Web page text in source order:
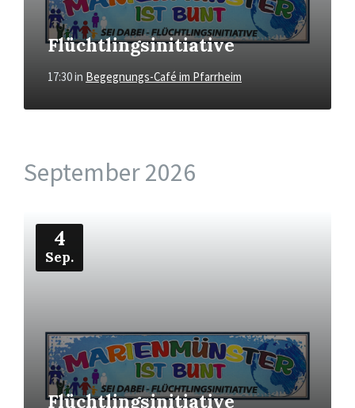
Flüchtlingsinitiative
17:30in Begegnungs-Café im Pfarrheim
September 2026
4
Sep.
Flüchtlingsinitiative